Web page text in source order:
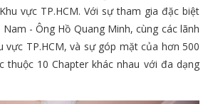
vực TP.HCM. Với sự tham gia đặc biệt
- Ông Hồ Quang Minh, cùng các lãnh
vực TP.HCM, và sự góp mặt của hơn 500
thuộc 10 Chapter khác nhau với đa dạng